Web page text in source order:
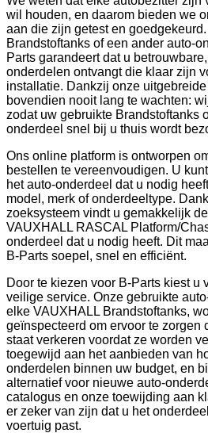
wil houden, en daarom bieden we
aan die zijn getest en
Brandstoftanks of een ander auto-
Parts garandeert dat u
onderdelen ontvangt die klaar zijn
installatie. Dankzij onze
bovendien nooit lang te wachten:
zodat uw gebruikte Brandstoftanks
onderdeel snel bij u thuis wordt
Ons online platform is ontworpen
bestellen te vereenvoudigen. U
het auto-onderdeel dat u nodig
model, merk of onderdeeltype.
zoeksysteem vindt u gemakkelijk
VAUXHALL RASCAL Platform/
onderdeel dat u nodig heeft. Dit
B-Parts soepel, snel en efficiënt.
Door te kiezen voor B-Parts kiest u
veilige service. Onze gebruikte
elke VAUXHALL Brandstoftanks,
geïnspecteerd om ervoor te zorgen
staat verkeren voordat ze worden
toegewijd aan het aanbieden van
onderdelen binnen uw budget, en
alternatief voor nieuwe auto-
catalogus en onze toewijding aan
er zeker van zijn dat u het
voertuig past.